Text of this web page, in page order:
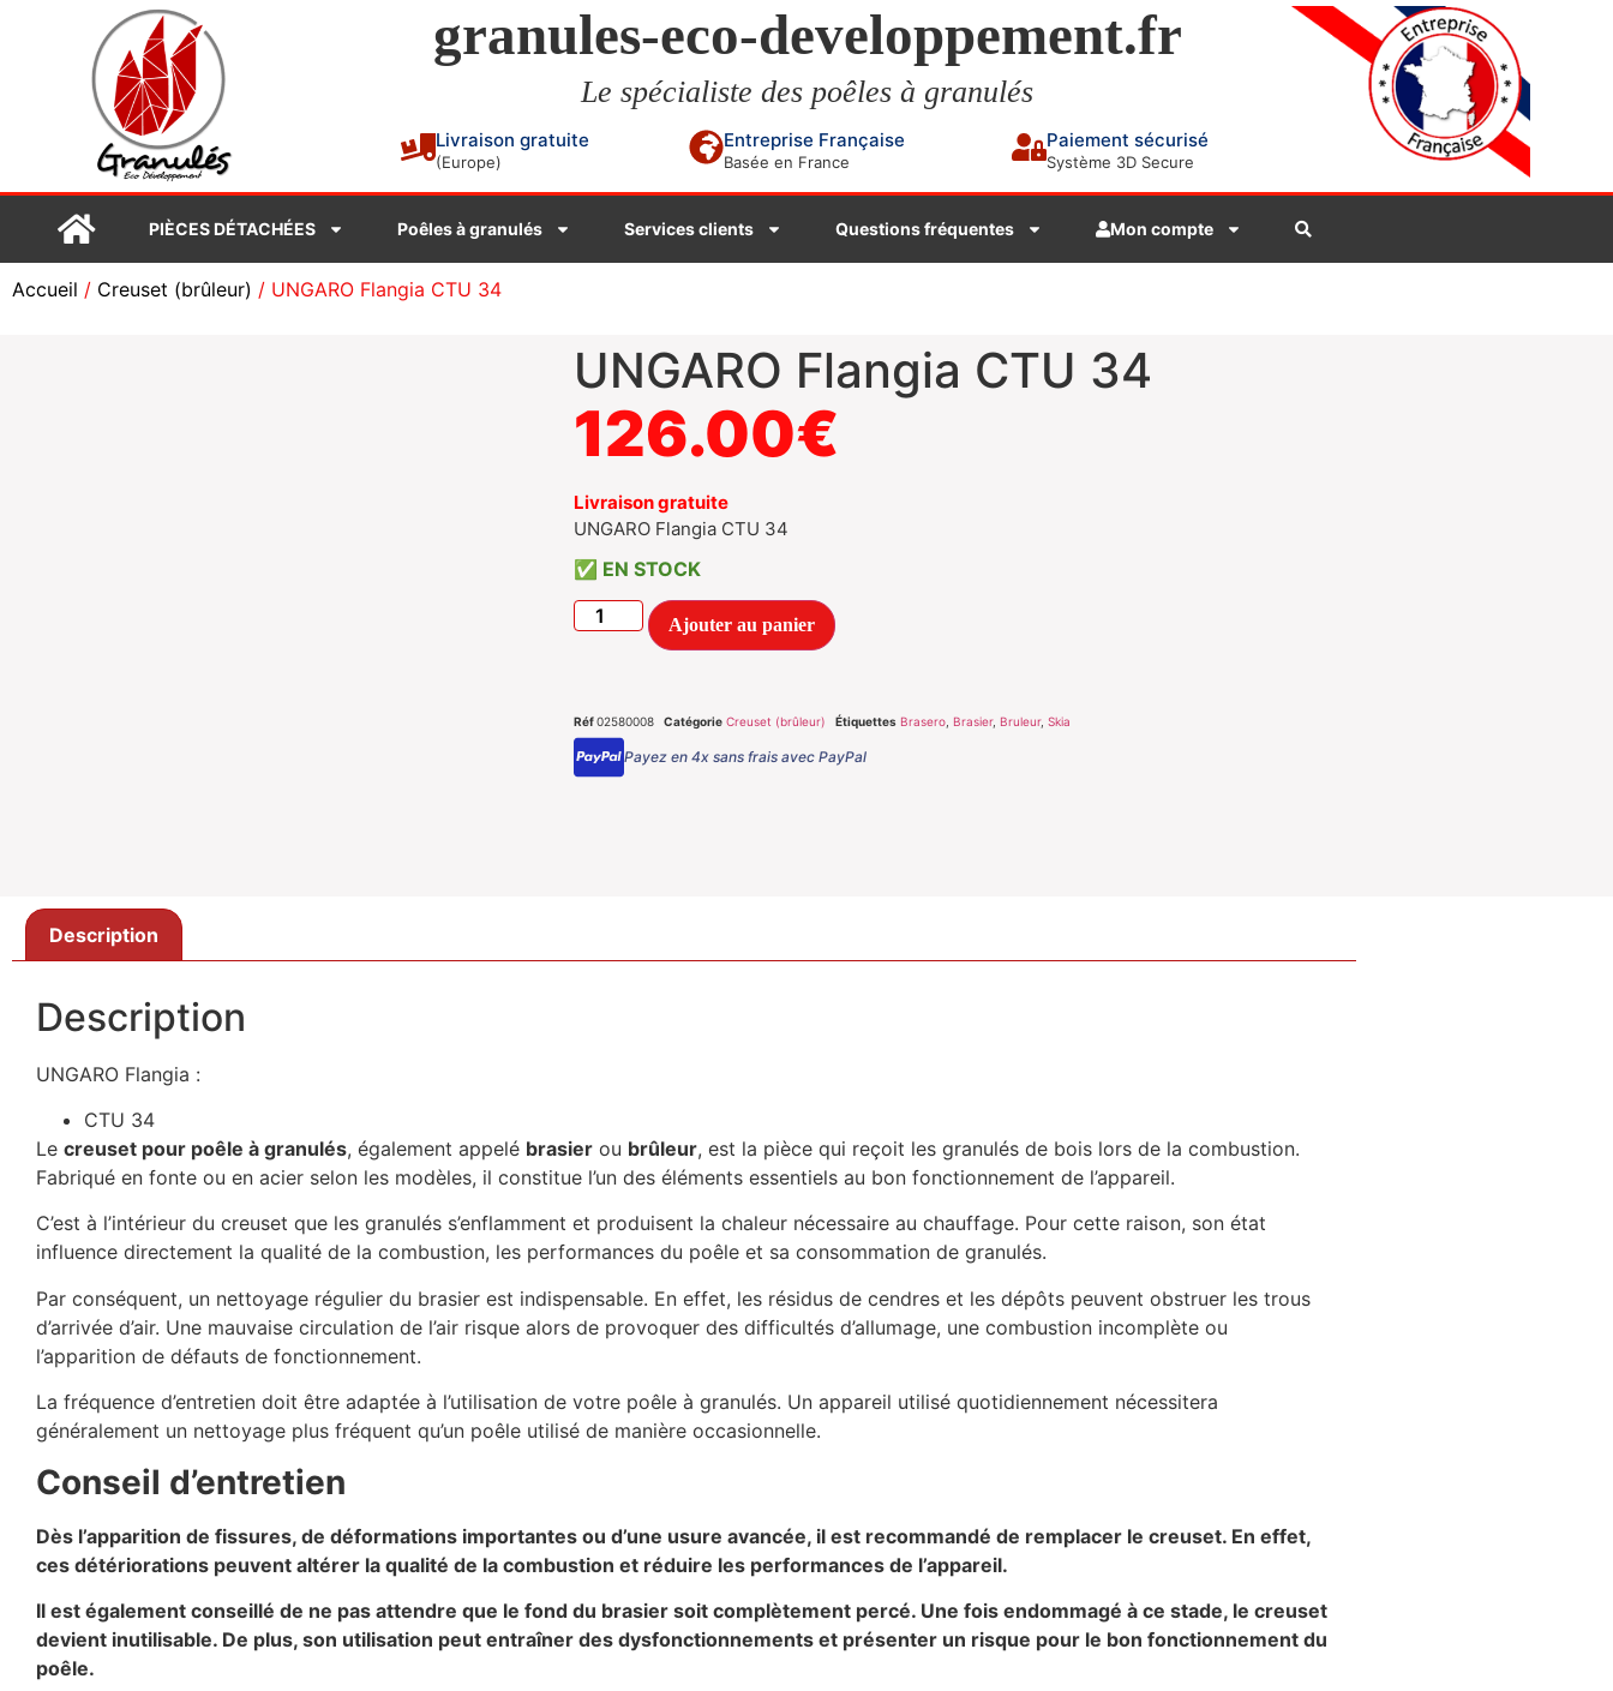
granules-eco-developpement.fr
Le spécialiste des poêles à granulés
Livraison gratuite
(Europe)
Entreprise Française
Basée en France
Paiement sécurisé
Système 3D Secure
PIÈCES DÉTACHÉES Poêles à granulés Services clients Questions fréquentes Mon compte
Accueil / Creuset (brûleur) / UNGARO Flangia CTU 34
UNGARO Flangia CTU 34
126.00€
Livraison gratuite
UNGARO Flangia CTU 34
EN STOCK
Ajouter au panier
Réf02580008 Catégorie Creuset (brûleur) Étiquettes Brasero Brasier, Bruleur, Skia
Payez en 4x sans frais avec PayPal
Description
Description
UNGARO Flangia :
CTU 34
Le creuset pour poêle à granulés, également appelé brasier ou brûleur, est la pièce qui reçoit les granulés de bois lors de la combustion.
Fabriqué en fonte ou en acier selon les modèles, il constitue l’un des éléments essentiels au bon fonctionnement de l’appareil.
C’est à l’intérieur du creuset que les granulés s’enflamment et produisent la chaleur nécessaire au chauffage. Pour cette raison, son état
influence directement la qualité de la combustion, les performances du poêle et sa consommation de granulés.
Par conséquent, un nettoyage régulier du brasier est indispensable. En effet, les résidus de cendres et les dépôts peuvent obstruer les trous
d’arrivée d’air. Une mauvaise circulation de l’air risque alors de provoquer des difficultés d’allumage, une combustion incomplète ou
l’apparition de défauts de fonctionnement.
La fréquence d’entretien doit être adaptée à l’utilisation de votre poêle à granulés. Un appareil utilisé quotidiennement nécessitera
généralement un nettoyage plus fréquent qu’un poêle utilisé de manière occasionnelle.
Conseil d’entretien
Dès l’apparition de fissures, de déformations importantes ou d’une usure avancée, il est recommandé de remplacer le creuset. En effet,
ces détériorations peuvent altérer la qualité de la combustion et réduire les performances de l’appareil.
Il est également conseillé de ne pas attendre que le fond du brasier soit complètement percé. Une fois endommagé à ce stade, le creuset
devient inutilisable. De plus, son utilisation peut entraîner des dysfonctionnements et présenter un risque pour le bon fonctionnement du
poêle.